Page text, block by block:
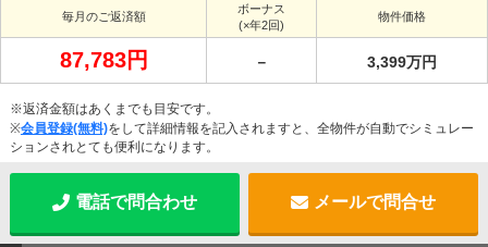
毎月のご返済額
ボーナス
(×年2回)
物件価格
87,783円 － 3,399万円
※返済金額はあくまでも目安です。
※会員登録(無料)をして詳細情報を記入されますと、全物件が自動でシミュレー
ションされとても便利になります。
電話で問合わせ メールで問合せ